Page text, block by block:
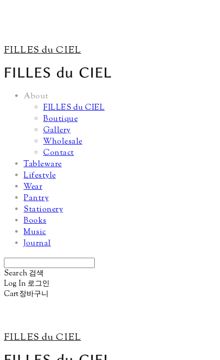
FILLES du CIEL
About
FILLES du CIEL
Boutique
Gallery
Wholesale
Contact
Tableware
Lifestyle
Wear
Pantry
Stationery
Books
Music
Journal
Search 검색
Log In 로그인
Cart장바구니
FILLES du CIEL